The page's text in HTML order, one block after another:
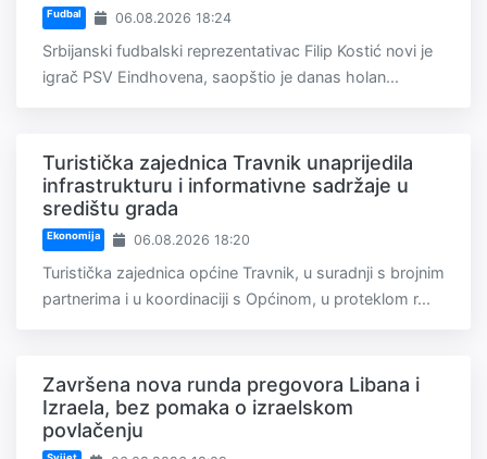
Fudbal 06.08.2026 18:24
Srbijanski fudbalski reprezentativac Filip Kostić novi je
igrač PSV Eindhovena, saopštio je danas holan...
Turistička zajednica Travnik unaprijedila
infrastrukturu i informativne sadržaje u
središtu grada
Ekonomija 06.08.2026 18:20
Turistička zajednica općine Travnik, u suradnji s brojnim
partnerima i u koordinaciji s Općinom, u proteklom r...
Završena nova runda pregovora Libana i
Izraela, bez pomaka o izraelskom
povlačenju